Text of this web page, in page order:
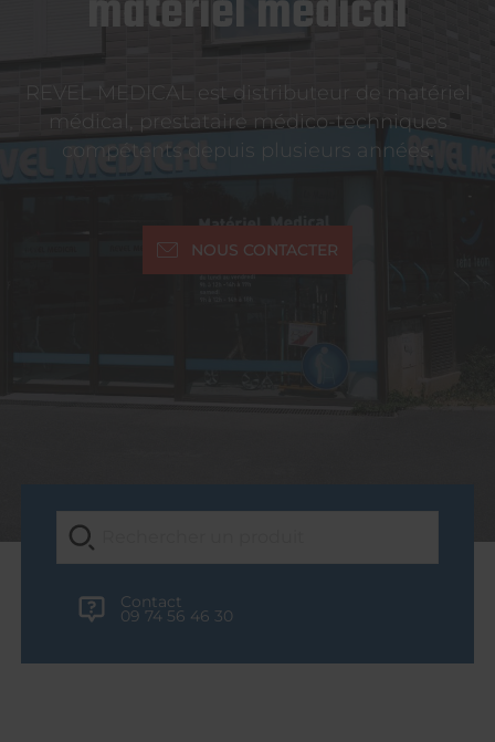
REVEL MEDICAL est distributeur de matériel
médical, prestataire médico-techniques
compétents depuis plusieurs années.
NOUS CONTACTER
Contact
09 74 56 46 30